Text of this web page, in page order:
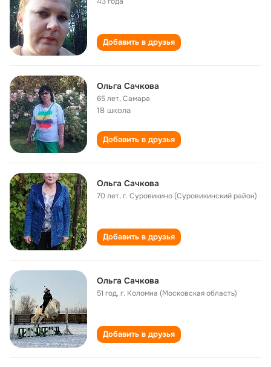
Добавить в друзья
Ольга Сачкова
65 лет,Самара
18 школа
Добавить в друзья
Ольга Сачкова
70 лет,г. Суровикино (Суровикинский район)
Добавить в друзья
Ольга Сачкова
51 год,г. Коломна (Московская область)
Добавить в друзья